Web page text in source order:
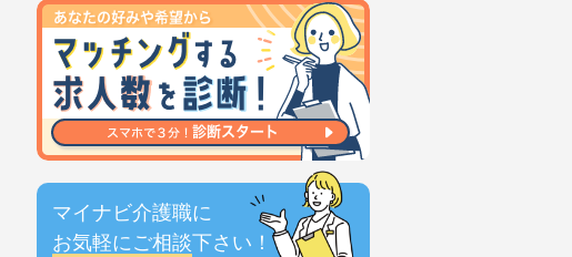
マイナビ介護職に
お気軽にご相談下さい！